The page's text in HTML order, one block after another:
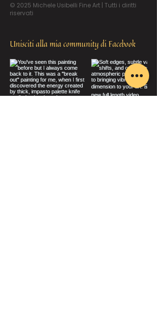
© 2025 Michele Usibelli Fine Art | Tutti i diritti
riservati
Unisciti alla mia community di Facebook